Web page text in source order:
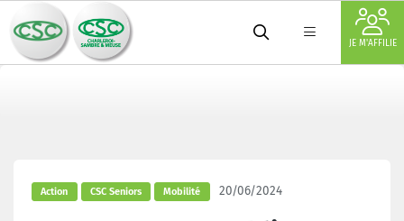
JE M'AFFILIE
Action CSC Seniors Mobilité 20/06/2024